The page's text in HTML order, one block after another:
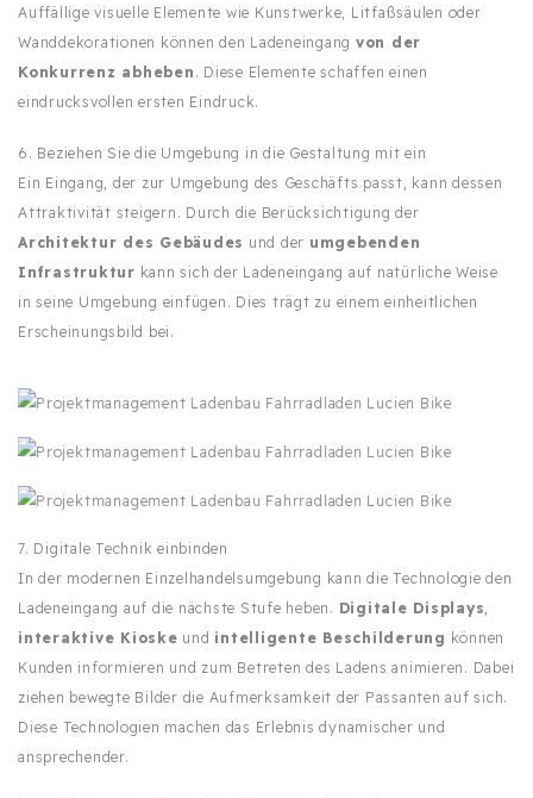
Auffällige visuelle Elemente wie Kunstwerke, Litfaßsäulen oder
Wanddekorationen können den Ladeneingang von der
Konkurrenz abheben . Diese Elemente schaffen einen
eindrucksvollen ersten Eindruck.
6. Beziehen Sie die Umgebung in die Gestaltung mit ein
Ein Eingang, der zur Umgebung des Geschäfts passt, kann dessen
Attraktivität steigern. Durch die Berücksichtigung der
Architektur des Gebäudes und der umgebenden
Infrastruktur kann sich der Ladeneingang auf natürliche Weise
in seine Umgebung einfügen. Dies trägt zu einem einheitlichen
Erscheinungsbild bei.
7. Digitale Technik einbinden
In der modernen Einzelhandelsumgebung kann die Technologie den
Ladeneingang auf die nächste Stufe heben. Digitale Displays,
interaktive Kioske und intelligente Beschilderung können
Kunden informieren und zum Betreten des Ladens animieren. Dabei
ziehen bewegte Bilder die Aufmerksamkeit der Passanten auf sich.
Diese Technologien machen das Erlebnis dynamischer und
ansprechender.